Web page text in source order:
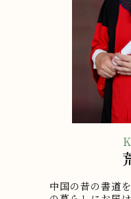
中国の昔の書道